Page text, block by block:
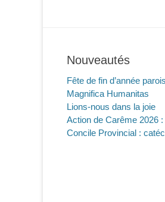
Nouveautés
Fête de fin d’année
Magnifica Humanitas
Lions-nous dans la joie
Action de Carême 2026
Concile Provincial :